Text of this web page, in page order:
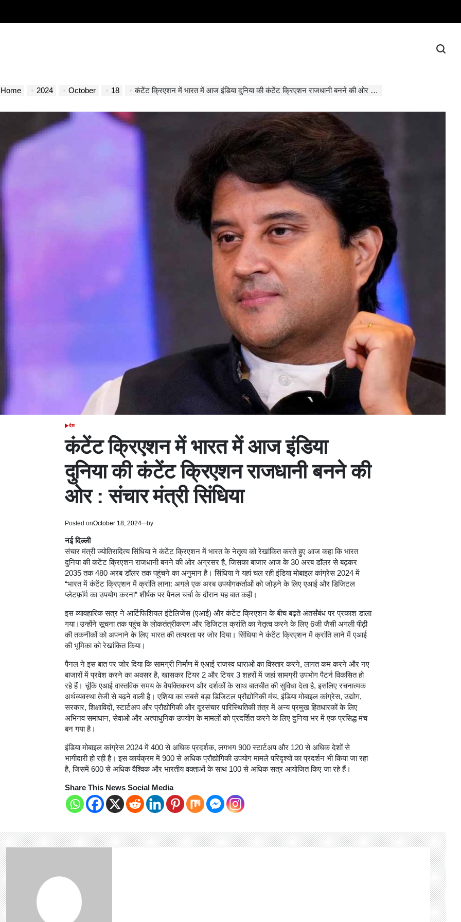
Home 2024 October 18 कंटेंट क्रिएशन में भारत में आज इंडिया दुनिया की कंटेंट क्रिएशन राजधानी बनने की ओर : संचार मंत्री सिंधिया
POSTED
देश
कंटेंट क्रिएशन में भारत में आज इंडिया
दुनिया की कंटेंट क्रिएशन राजधानी बनने की
ओर : संचार मंत्री सिंधिया
Posted onOctober 18, 2024 by
नई दिल्ली
संचार मंत्री ज्योतिरादित्य सिंधिया ने कंटेंट क्रिएशन में भारत के नेतृत्व को रेखांकित करते हुए आज कहा कि भारत
दुनिया की कंटेंट क्रिएशन राजधानी बनने की ओर अग्रसर है, जिसका बाजार आज के 30 अरब डॉलर से बढ़कर
2035 तक 480 अरब डॉलर तक पहुंचने का अनुमान है। सिंधिया ने यहां चल रही इंडिया मोबाइल कांग्रेस 2024 में
“भारत में कंटेंट क्रिएशन में क्रांति लाना: अगले एक अरब उपयोगकर्ताओं को जोड़ने के लिए एआई और डिजिटल
प्लेटफ़ॉर्म का उपयोग करना” शीर्षक पर पैनल चर्चा के दौरान यह बात कही।
इस व्यावहारिक सत्र ने आर्टिफिशियल इंटेलिजेंस (एआई) और कंटेंट क्रिएशन के बीच बढ़ते अंतर्संबंध पर प्रकाश डाला
गया।उन्होंने सूचना तक पहुंच के लोकतंत्रीकरण और डिजिटल क्रांति का नेतृत्व करने के लिए 6जी जैसी अगली पीढ़ी
की तकनीकों को अपनाने के लिए भारत की तत्परता पर जोर दिया। सिंधिया ने कंटेंट क्रिएशन में क्रांति लाने में एआई
की भूमिका को रेखांकित किया।
पैनल ने इस बात पर जोर दिया कि सामग्री निर्माण में एआई राजस्व धाराओं का विस्तार करने, लागत कम करने और नए
बाजारों में प्रवेश करने का अवसर है, खासकर टियर 2 और टियर 3 शहरों में जहां सामग्री उपभोग पैटर्न विकसित हो
रहे हैं। चूंकि एआई वास्तविक समय के वैयक्तिकरण और दर्शकों के साथ बातचीत की सुविधा देता है, इसलिए रचनात्मक
अर्थव्यवस्था तेजी से बढ़ने वाली है। एशिया का सबसे बड़ा डिजिटल प्रौद्योगिकी मंच, इंडिया मोबाइल कांग्रेस, उद्योग,
सरकार, शिक्षाविदों, स्टार्टअप और प्रौद्योगिकी और दूरसंचार पारिस्थितिकी तंत्र में अन्य प्रमुख हितधारकों के लिए
अभिनव समाधान, सेवाओं और अत्याधुनिक उपयोग के मामलों को प्रदर्शित करने के लिए दुनिया भर में एक प्रसिद्ध मंच
बन गया है।
इंडिया मोबाइल कांग्रेस 2024 में 400 से अधिक प्रदर्शक, लगभग 900 स्टार्टअप और 120 से अधिक देशों से
भागीदारी हो रही है। इस कार्यक्रम में 900 से अधिक प्रौद्योगिकी उपयोग मामले परिदृश्यों का प्रदर्शन भी किया जा रहा
है, जिसमें 600 से अधिक वैश्विक और भारतीय वक्ताओं के साथ 100 से अधिक सत्र आयोजित किए जा रहे हैं।
Share This News Social Media